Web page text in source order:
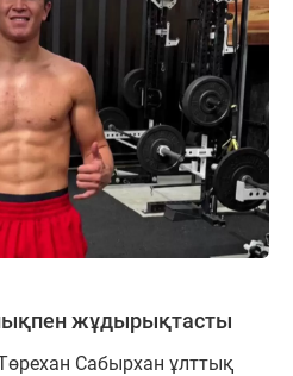
жұдырықтасты
Сабырхан ұлттық